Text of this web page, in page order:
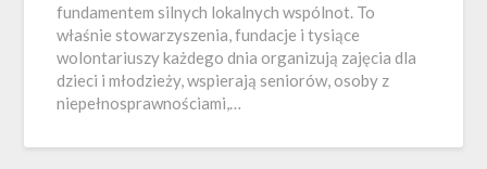
fundamentem silnych lokalnych wspólnot. To
właśnie stowarzyszenia, fundacje i tysiące
wolontariuszy każdego dnia organizują zajęcia dla
dzieci i młodzieży, wspierają seniorów, osoby z
niepełnosprawnościami,…